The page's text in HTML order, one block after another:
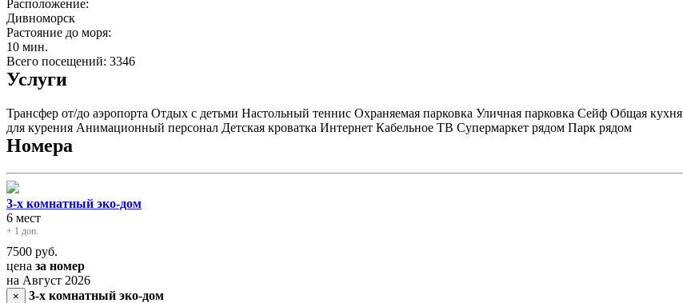
Расположение:
Дивноморск
Растояние до моря:
10 мин.
Всего посещений: 3346
Услуги
Трансфер от/до аэропорта Отдых с детьми Настольный теннис Охраняемая парковка Уличная парковка Сейф Общая кухня
для курения Анимационный персонал Детская кроватка Интернет Кабельное ТВ Супермаркет рядом Парк рядом
Номера
3-х комнатный эко-дом
6 мест
+ 1 доп.
7500 руб.
цена за номер
на Август 2026
×
3-х комнатный эко-дом